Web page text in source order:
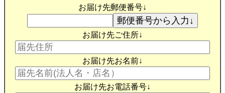
お届け先郵便番号↓
お届け先ご住所↓
お届け先お名前↓
お届け先お電話番号↓